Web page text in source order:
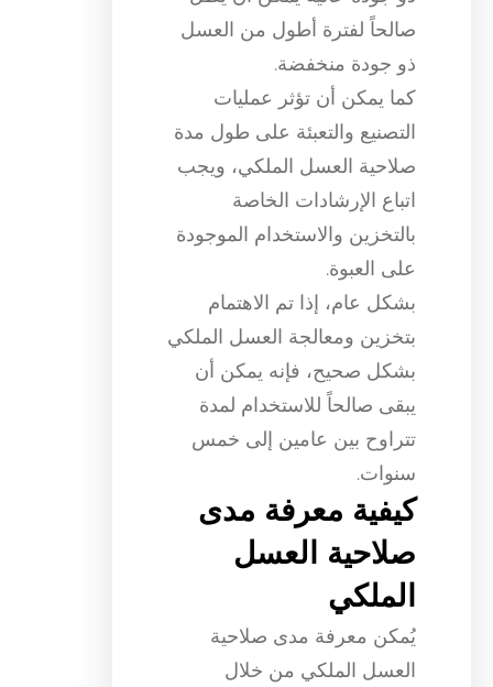
صالحاً لفترة أطول من العسل
ذو جودة منخفضة.
كما يمكن أن تؤثر عمليات
التصنيع والتعبئة على طول مدة
صلاحية العسل الملكي، ويجب
اتباع الإرشادات الخاصة
بالتخزين والاستخدام الموجودة
على العبوة.
بشكل عام، إذا تم الاهتمام
بتخزين ومعالجة العسل الملكي
بشكل صحيح، فإنه يمكن أن
يبقى صالحاً للاستخدام لمدة
تتراوح بين عامين إلى خمس
سنوات.
كيفية معرفة مدى
صلاحية العسل
الملكي
يُمكن معرفة مدى صلاحية
العسل الملكي من خلال